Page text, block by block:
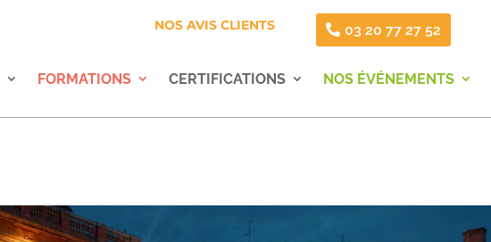
NOS AVIS CLIENTS 03 20 77 27 52
FORMATIONS CERTIFICATIONS NOS ÉVÉNEMENTS